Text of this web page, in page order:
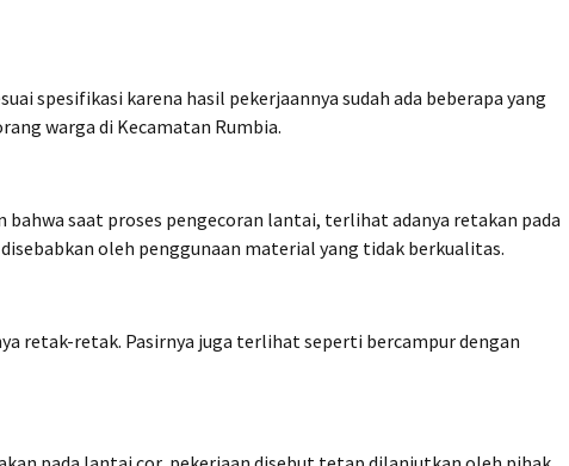
spesifikasi karena hasil pekerjaannya sudah ada beberapa yang
warga di Kecamatan Rumbia.
bahwa saat proses pengecoran lantai, terlihat adanya retakan pada
oleh penggunaan material yang tidak berkualitas.
retak-retak. Pasirnya juga terlihat seperti bercampur dengan